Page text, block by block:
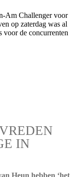
Am Challenger voor
op zaterdag was al
voor de concurrenten
IN
Heun hebben ‘het